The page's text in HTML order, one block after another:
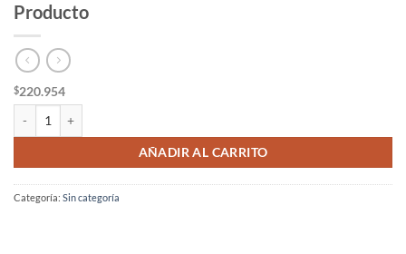
Producto
$220.954
AÑADIR AL CARRITO
Categoría: Sin categoría